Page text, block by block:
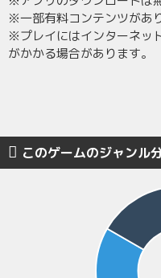
※一部有料コンテンツがあ
※プレイにはインターネッ
がかかる場合があります。
このゲームのジャンル